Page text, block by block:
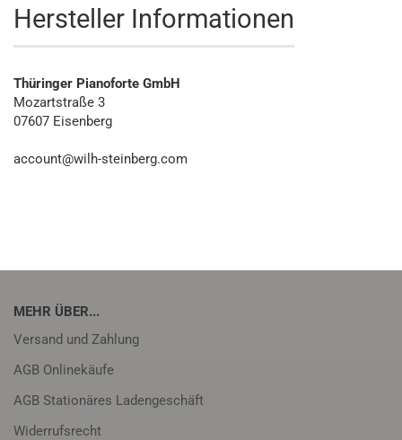
Hersteller Informationen
Thüringer Pianoforte GmbH
Mozartstraße 3
07607 Eisenberg
account@wilh-steinberg.com
MEHR ÜBER...
Versand und Zahlung
AGB Onlinekäufe
AGB Stationäres Ladengeschäft
Widerrufsrecht